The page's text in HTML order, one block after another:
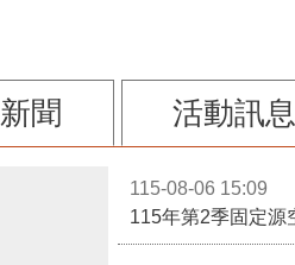
聞 活動訊息
115-08-06 15:09